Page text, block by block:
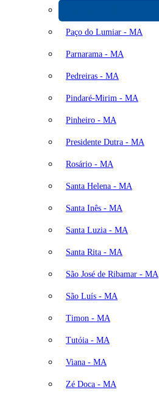
Paço do Lumiar - MA
Parnarama - MA
Pedreiras - MA
Pindaré-Mirim - MA
Pinheiro - MA
Presidente Dutra - MA
Rosário - MA
Santa Helena - MA
Santa Inês - MA
Santa Luzia - MA
Santa Rita - MA
São José de Ribamar - MA
São Luís - MA
Timon - MA
Tutóia - MA
Viana - MA
Zé Doca - MA